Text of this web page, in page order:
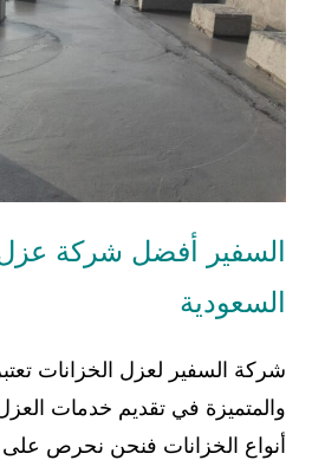
السفير أفضل شركة
السعودية
شركة السفير لعزل الخزانات
والمتميزة في تقديم خدمات
أنواع الخزانات فنحن نحرص